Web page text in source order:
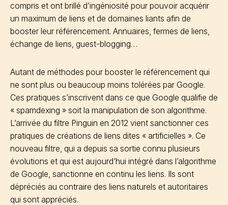
compris et ont brillé d’ingéniosité pour pouvoir acquérir
un maximum de liens et de domaines liants afin de
booster leur référencement. Annuaires, fermes de liens,
échange de liens, guest-blogging…
Autant de méthodes pour booster le référencement qui
ne sont plus ou beaucoup moins tolérées par Google.
Ces pratiques s’inscrivent dans ce que Google qualifie de
« spamdexing » soit la manipulation de son algorithme.
L’arrivée du filtre Pinguin en 2012 vient sanctionner ces
pratiques de créations de liens dites « artificielles ». Ce
nouveau filtre, qui a depuis sa sortie connu plusieurs
évolutions et qui est aujourd’hui intégré dans l’algorithme
de Google, sanctionne en continu les liens. Ils sont
dépréciés au contraire des liens naturels et autoritaires
qui sont appréciés.